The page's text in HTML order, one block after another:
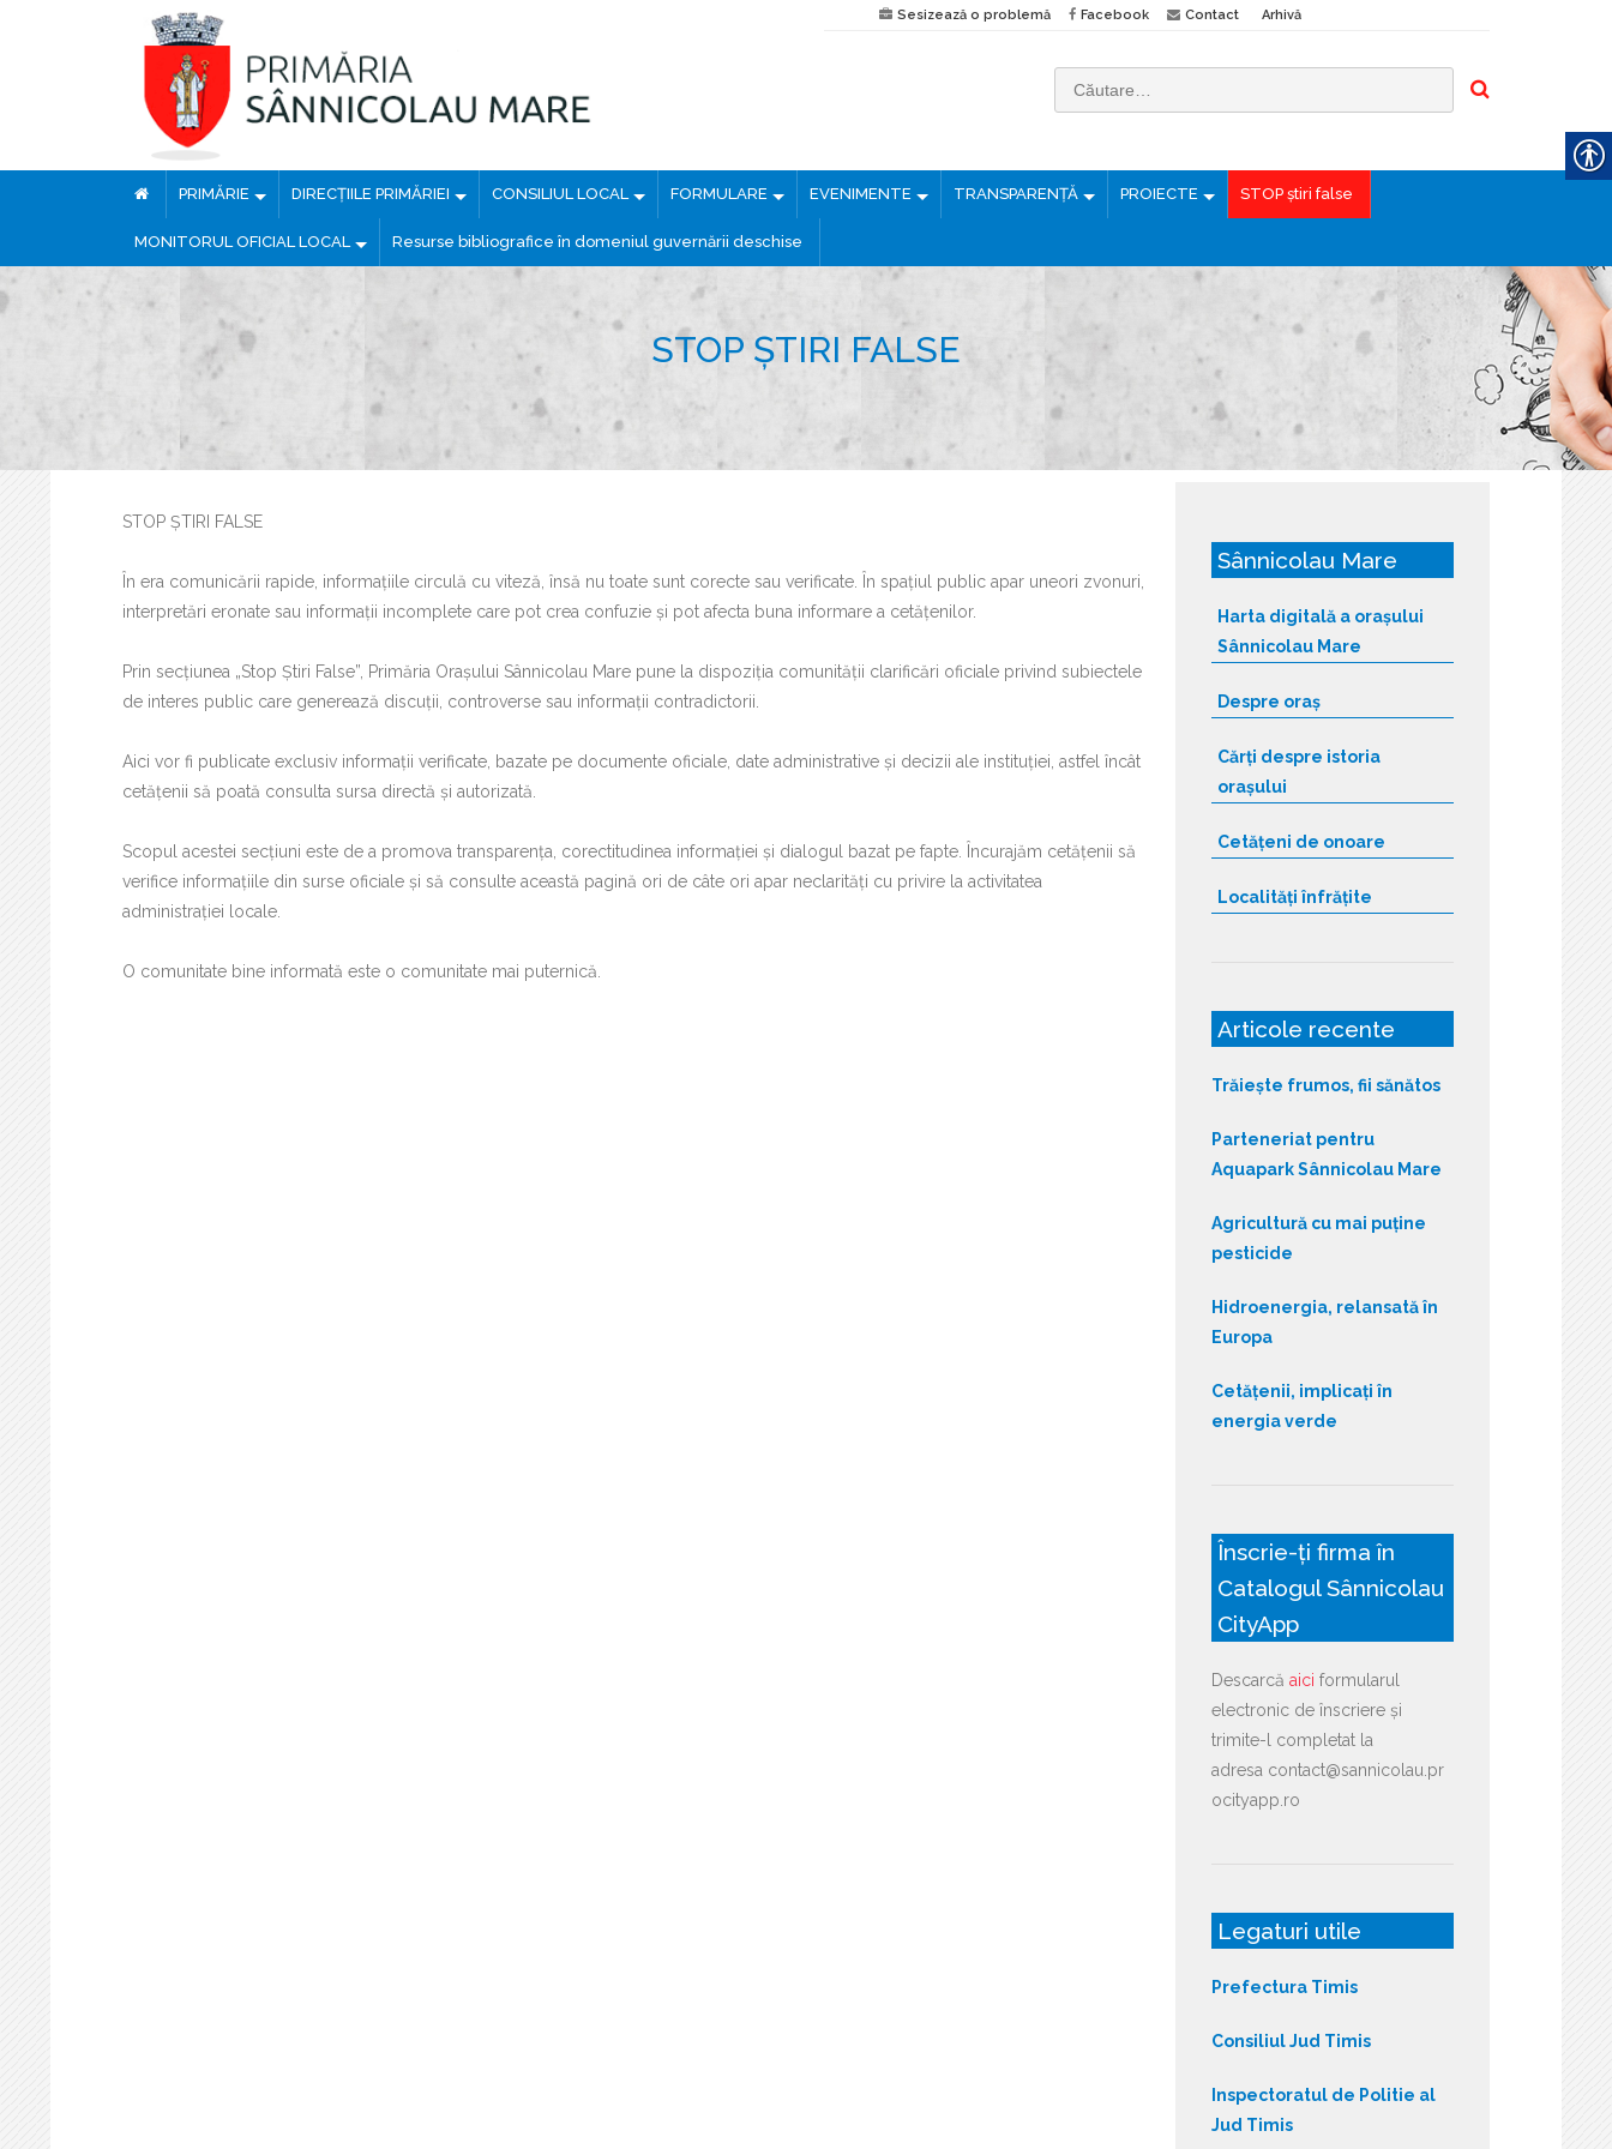
Sesizează o problemă Facebook Contact Arhivă
t
ă
PRIMĂRIE DIRECȚIILE PRIMĂRIEI CONSILIUL LOCAL FORMULARE EVENIMENTE TRANSPARENȚĂ PROIECTE STOP știri false
MONITORUL OFICIAL LOCAL Resurse bibliografice în domeniul guvernării deschise
STOP ȘTIRI FALSE
STOP ȘTIRI FALSE
În era comunicării rapide, informațiile circulă cu viteză, însă nu toate sunt corecte sau verificate. În spațiul public apar uneori zvonuri,
interpretări eronate sau informații incomplete care pot crea confuzie și pot afecta buna informare a cetățenilor.
Prin secțiunea „Stop Știri False”, Primăria Orașului Sânnicolau Mare pune la dispoziția comunității clarificări oficiale privind subiectele
de interes public care generează discuții, controverse sau informații contradictorii.
Aici vor fi publicate exclusiv informații verificate, bazate pe documente oficiale, date administrative și decizii ale instituției, astfel încât
cetățenii să poată consulta sursa directă și autorizată.
Scopul acestei secțiuni este de a promova transparența, corectitudinea informației și dialogul bazat pe fapte. Încurajăm cetățenii să
verifice informațiile din surse oficiale și să consulte această pagină ori de câte ori apar neclarități cu privire la activitatea
administrației locale.
O comunitate bine informată este o comunitate mai puternică.
Sânnicolau Mare
Harta digitală a orașului
Sânnicolau Mare
Despre oraș
Cărți despre istoria
orașului
Cetățeni de onoare
Localități înfrățite
Articole recente
Trăiește frumos, fii sănătos
Parteneriat pentru
Aquapark Sânnicolau Mare
Agricultură cu mai puține
pesticide
Hidroenergia, relansată în
Europa
Cetățenii, implicați în
energia verde
Înscrie-ți firma în
Catalogul Sânnicolau
CityApp
Descarcă aici formularul
electronic de înscriere și
trimite-l completat la
adresa contact@sannicolau.pr
ocityapp.ro
Legaturi utile
Prefectura Timis
Consiliul Jud Timis
Inspectoratul de Politie al
Jud Timis